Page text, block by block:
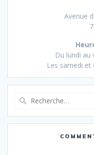
Avenue
Du lundi au
Les samedi et